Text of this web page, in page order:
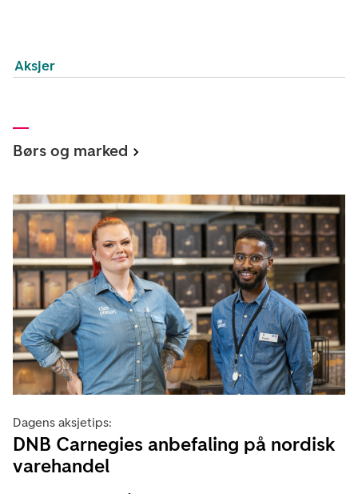
Aksjer
Børs og marked
Dagens aksjetips:
DNB Carnegies anbefaling på nordisk
varehandel